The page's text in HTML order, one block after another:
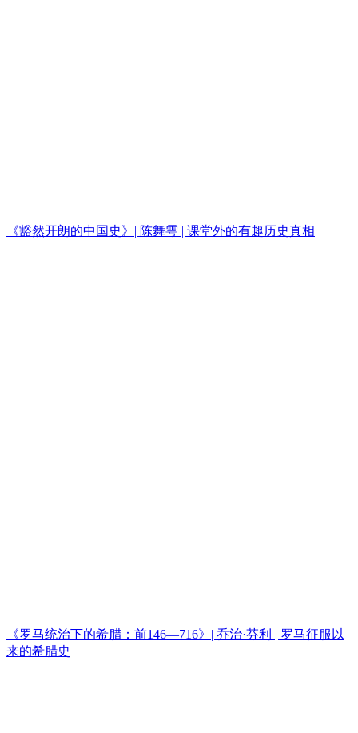
《豁然开朗的中国史》| 陈舞雩 | 课堂外的有趣历史真相
《罗马统治下的希腊：前146—716》| 乔治·芬利 | 罗马征服以
来的希腊史